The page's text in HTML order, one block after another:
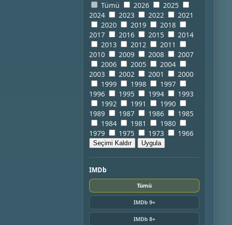
Tümü 2026
2025
2024
2023 2022
2021
2020
2019
2018
2017
2016 2015
2014
2013
2012
2011
2010
2009 2008
2007
2006
2005
2004
2003
2002 2001
2000
1999
1998
1997
1996
1995 1994
1993
1992
1991
1990
1989
1987 1986
1985
1984
1981
1980
1979
1975 1973 1966
Seçimi Kaldır Uygula
IMDb
Tümü
IMDb 9+
IMDb 8+